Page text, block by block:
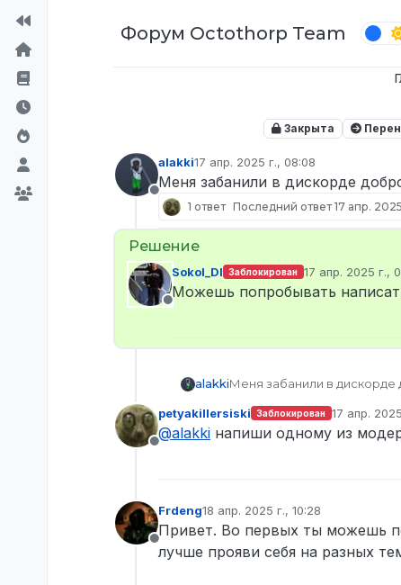
Форум Octothorp Team
Закрыта
Не в сети
alakki17 апр. 2025 г., 08:08
отредактировано
Меня забанили в дискорде
1 ответ Последний ответ17 апр. 2025
Не в сети
Sokol_DI Заблокирован 17 апр. 2025 г.,
Можешь попробывать
alakkiМеня забанили в дискорде
Не в сети
petyakillersiski Заблокирован 17 апр.
@alakki напиши одному из
Не в сети
Frdeng18 апр. 2025 г., 10:28
отредактировано
Привет. Во первых ты можешь
лучше прояви себя на разных